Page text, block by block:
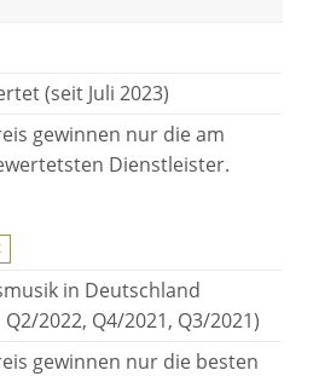
(seit Juli 2023)
gewinnen nur die am
Dienstleister.
in Deutschland
2022, Q4/2021, Q3/2021)
gewinnen nur die besten